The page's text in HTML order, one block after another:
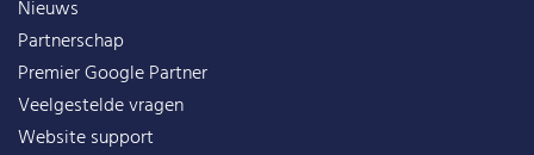
Nieuws
Partnerschap
Premier Google Partner
Veelgestelde vragen
Website support